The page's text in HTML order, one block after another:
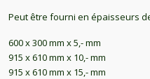
Peut être fourni en épaisseurs
600 x 300 mm x 5,- mm
915 x 610 mm x 10,- mm
915 x 610 mm x 15,- mm